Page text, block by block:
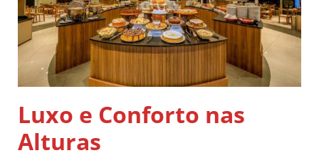
Luxo e Conforto nas
Alturas